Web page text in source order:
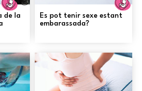
Embaràs
de la
Es pot tenir sexe estant
embarassada?